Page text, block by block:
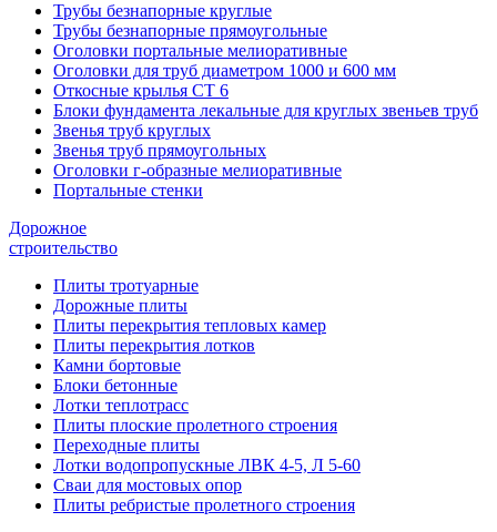
Трубы безнапорные круглые
Трубы безнапорные прямоугольные
Оголовки портальные мелиоративные
Оголовки для труб диаметром 1000 и 600 мм
Откосные крылья СТ 6
Блоки фундамента лекальные для круглых звеньев труб
Звенья труб круглых
Звенья труб прямоугольных
Оголовки г-образные мелиоративные
Портальные стенки
Дорожное
строительство
Плиты тротуарные
Дорожные плиты
Плиты перекрытия тепловых камер
Плиты перекрытия лотков
Камни бортовые
Блоки бетонные
Лотки теплотрасс
Плиты плоские пролетного строения
Переходные плиты
Лотки водопропускные ЛВК 4-5, Л 5-60
Сваи для мостовых опор
Плиты ребристые пролетного строения